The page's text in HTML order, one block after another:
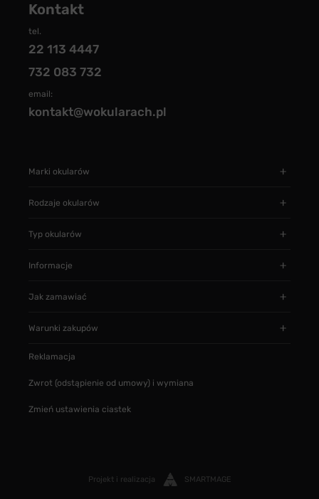
Kontakt
tel.
22 113 4447
732 083 732
email:
kontakt@wokularach.pl
Marki okularów
Rodzaje okularów
Typ okularów
Informacje
Jak zamawiać
Warunki zakupów
Reklamacja
Zwrot (odstąpienie od umowy) i wymiana
Zmień ustawienia ciastek
Projekt i realizacja SMARTMAGE